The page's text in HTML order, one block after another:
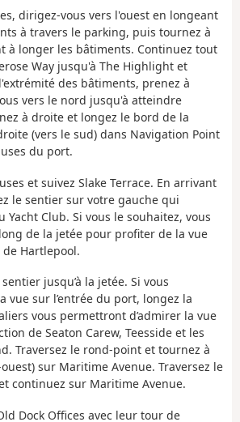
dirigez-vous vers l'ouest en longeant
à travers le parking, puis tournez à
à longer les bâtiments. Continuez tout
Way jusqu'à The Highlight et
des bâtiments, prenez à
vers le nord jusqu'à atteindre
à droite et longez le bord de la
(vers le sud) dans Navigation Point
du port.
et suivez Slake Terrace. En arrivant
le sentier sur votre gauche qui
Yacht Club. Si vous le souhaitez, vous
de la jetée pour profiter de la vue
Hartlepool.
jusqu’à la jetée. Si vous
vue sur l’entrée du port, longez la
vous permettront d’admirer la vue
de Seaton Carew, Teesside et les
Traversez le rond-point et tournez à
sur Maritime Avenue. Traversez le
continuez sur Maritime Avenue.
Dock Offices avec leur tour de